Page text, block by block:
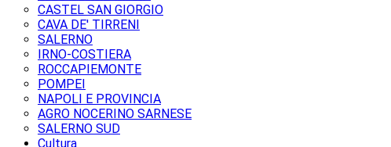
CASTEL SAN GIORGIO
CAVA DE' TIRRENI
SALERNO
IRNO-COSTIERA
ROCCAPIEMONTE
POMPEI
NAPOLI E PROVINCIA
AGRO NOCERINO SARNESE
SALERNO SUD
Cultura